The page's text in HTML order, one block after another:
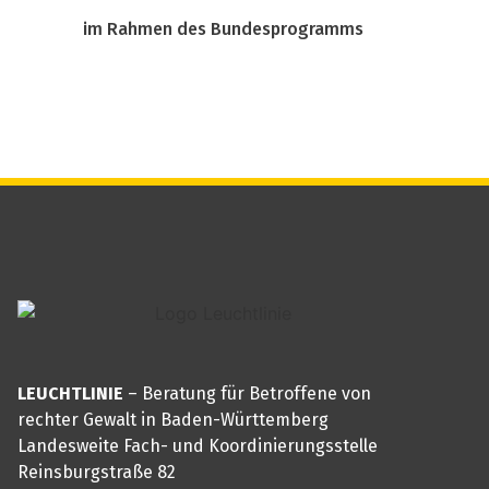
im Rahmen des Bundesprogramms
LEUCHTLINIE – Beratung für Betroffene von
rechter Gewalt in Baden-Württemberg
Landesweite Fach- und Koordinierungsstelle
Reinsburgstraße 82